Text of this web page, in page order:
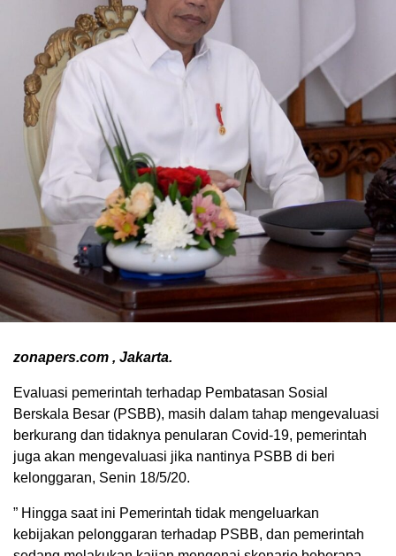
zonapers.com , Jakarta.
Evaluasi pemerintah terhadap Pembatasan Sosial
Berskala Besar (PSBB), masih dalam tahap mengevaluasi
berkurang dan tidaknya penularan Covid-19, pemerintah
juga akan mengevaluasi jika nantinya PSBB di beri
kelonggaran, Senin 18/5/20.
” Hingga saat ini Pemerintah tidak mengeluarkan
kebijakan pelonggaran terhadap PSBB, dan pemerintah